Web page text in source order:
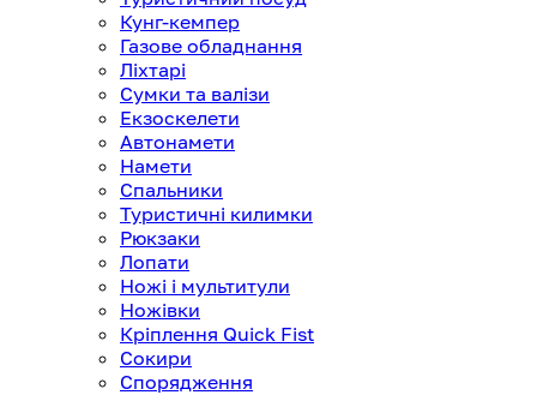
Кунг-кемпер
Газове обладнання
Ліхтарі
Сумки та валізи
Екзоскелети
Автонамети
Намети
Спальники
Туристичні килимки
Рюкзаки
Лопати
Ножі і мультитули
Ножівки
Кріплення Quick Fist
Сокири
Спорядження